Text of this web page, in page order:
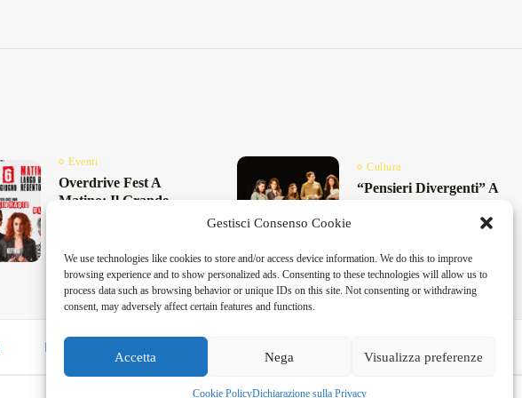
Gestisci Consenso Cookie
We use technologies like cookies to store and/or access device information. We do this to improve
browsing experience and to show personalized ads. Consenting to these technologies will allow us to
process data such as browsing behavior or unique IDs on this site. Not consenting or withdrawing
consent, may adversely affect certain features and functions.
Accetta Nega Visualizza preferenze
Cookie PolicyDichiarazione sulla Privacy
Eventi
Overdrive Fest A
Matino: Il Grande
Maggio 29, 2026 4 Min
Cultura
“Pensieri Divergenti” A